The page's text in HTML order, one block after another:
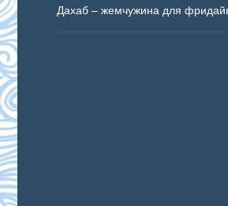
Дахаб – жемчужина для